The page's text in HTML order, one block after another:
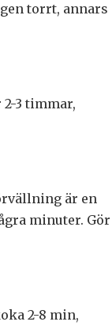
torrt, annars
3 timmar,
är en
minuter. Gör
2-8 min,